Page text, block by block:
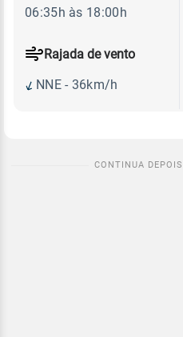
Rajada de vento
NNE - 36km/h
06:35h às 18:00h